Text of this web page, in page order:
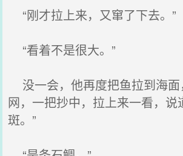
“刚才拉上来，又窜了下去。”
“看着不是很大。”
没一会，他再度把鱼拉到海面
网，一把抄中，拉上来一看，说
斑。”